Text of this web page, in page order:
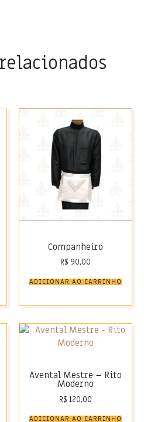
Companheiro
R$ 90,00
ADICIONAR AO CARRINHO
Avental Mestre – Rito
Moderno
R$ 120,00
ADICIONAR AO CARRINHO